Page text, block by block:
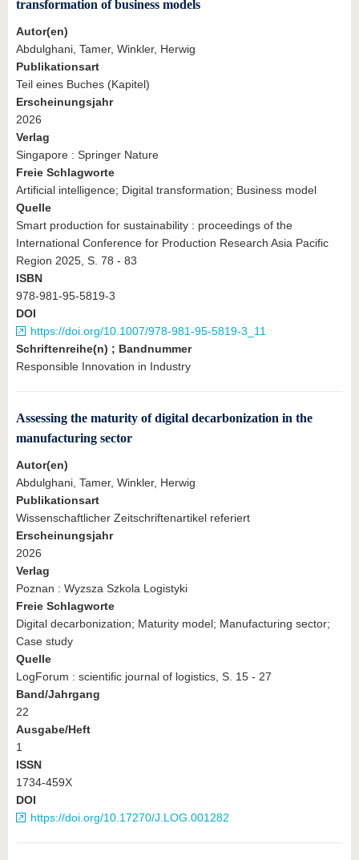
transformation of business models
Autor(en)
Abdulghani, Tamer, Winkler, Herwig
Publikationsart
Teil eines Buches (Kapitel)
Erscheinungsjahr
2026
Verlag
Singapore : Springer Nature
Freie Schlagworte
Artificial intelligence; Digital transformation; Business model
Quelle
Smart production for sustainability : proceedings of the
International Conference for Production Research Asia Pacific
Region 2025, S. 78 - 83
ISBN
978-981-95-5819-3
DOI
https://doi.org/10.1007/978-981-95-5819-3_11
Schriftenreihe(n) ; Bandnummer
Responsible Innovation in Industry
Assessing the maturity of digital decarbonization in the
manufacturing sector
Autor(en)
Abdulghani, Tamer, Winkler, Herwig
Publikationsart
Wissenschaftlicher Zeitschriftenartikel referiert
Erscheinungsjahr
2026
Verlag
Poznan : Wyzsza Szkola Logistyki
Freie Schlagworte
Digital decarbonization; Maturity model; Manufacturing sector;
Case study
Quelle
LogForum : scientific journal of logistics, S. 15 - 27
Band/Jahrgang
22
Ausgabe/Heft
1
ISSN
1734-459X
DOI
https://doi.org/10.17270/J.LOG.001282